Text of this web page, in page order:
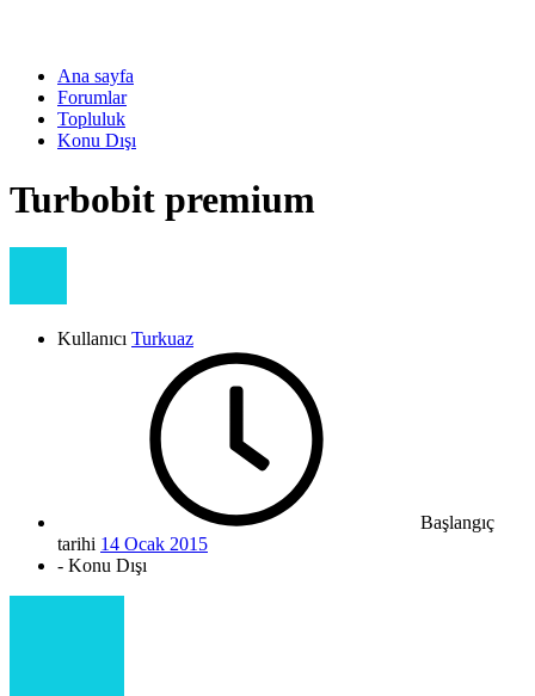
Ana sayfa
Forumlar
Topluluk
Konu Dışı
Turbobit premium
Kullanıcı Turkuaz
Başlangıç
tarihi 14 Ocak 2015
- Konu Dışı